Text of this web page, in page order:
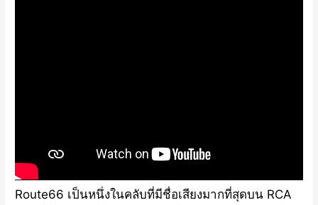
Route66 เป็นหนึ่งในคลับที่มีชื่อเสียงมากที่สุดบน RCA